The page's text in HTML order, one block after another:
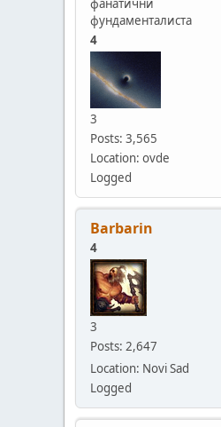
фундаменталиста
4
3
Posts: 3,565
Location: ovde
Logged
Barbarin
4
3
Posts: 2,647
Location: Novi Sad
Logged